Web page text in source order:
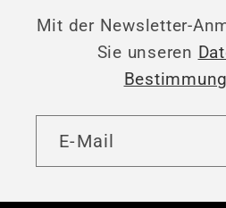
Mit der Newsletter-
Sie unseren
E-Mail